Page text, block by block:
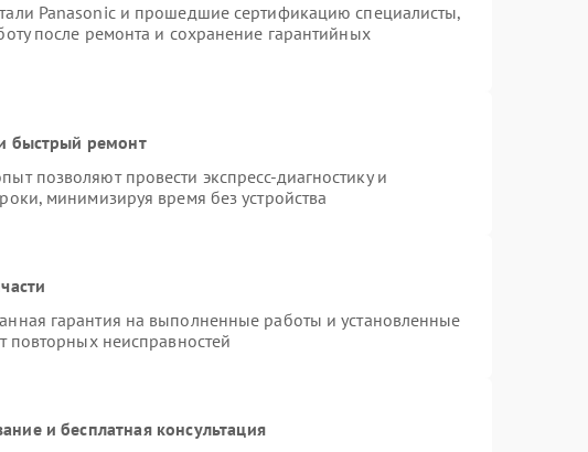
Panasonic и прошедшие сертификацию специалисты,
после ремонта и сохранение гарантийных
быстрый ремонт
позволяют провести экспресс-диагностику и
минимизируя время без устройства
гарантия на выполненные работы и установленные
повторных неисправностей
и бесплатная консультация